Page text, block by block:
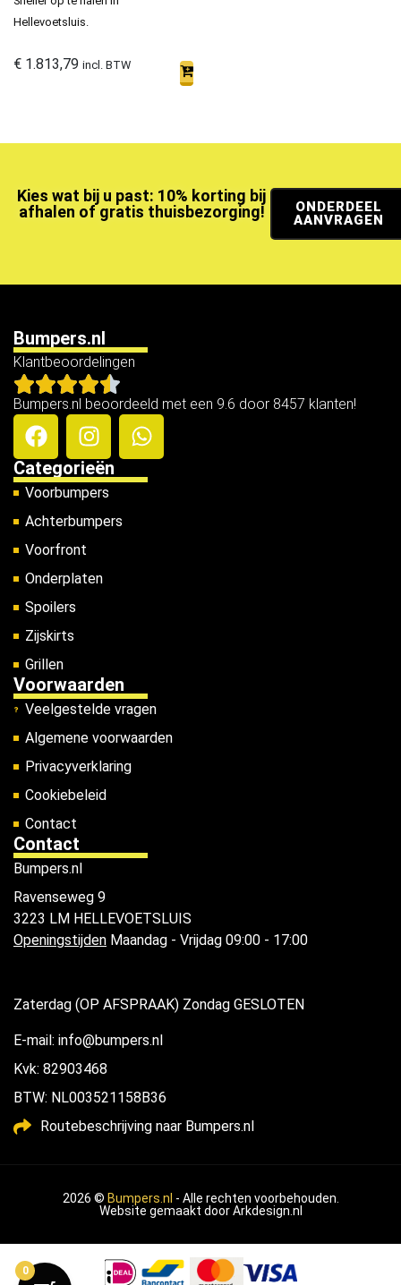
Hellevoetsluis.
€ 1.813,79 incl. BTW
Kies wat bij u past: 10% korting bij
afhalen of gratis thuisbezorging!
ONDERDEEL
AANVRAGEN
Bumpers.nl
Klantbeoordelingen
Bumpers.nl beoordeeld met een 9.6 door 8457 klanten!
Categorieën
Voorbumpers
Achterbumpers
Voorfront
Onderplaten
Spoilers
Zijskirts
Grillen
Voorwaarden
Veelgestelde vragen
Algemene voorwaarden
Privacyverklaring
Cookiebeleid
Contact
Contact
Bumpers.nl
Ravenseweg 9
3223 LM HELLEVOETSLUIS
Openingstijden Maandag - Vrijdag 09:00 - 17:00
Zaterdag (OP AFSPRAAK) Zondag GESLOTEN
E-mail: info@bumpers.nl
Kvk: 82903468
BTW: NL003521158B36
Routebeschrijving naar Bumpers.nl
2026 © Bumpers.nl - Alle rechten voorbehouden.
Website gemaakt doorArkdesign.nl
0